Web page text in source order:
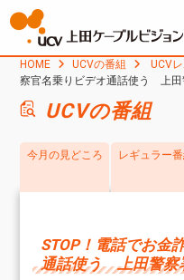
HOME UCVの番組 UCV
察官名乗りビデオ通話使う 上田
UCVの番組
今月の見どころ レギュラー番
STOP！電話でお
通話使う 上田警察